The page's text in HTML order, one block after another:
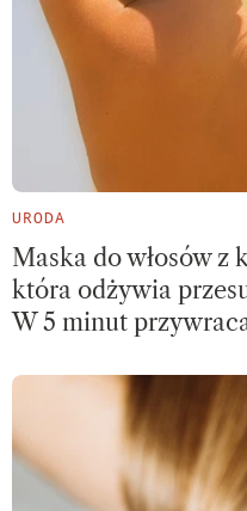
URODA
Maska do włosów z
która odżywia
W 5 minut